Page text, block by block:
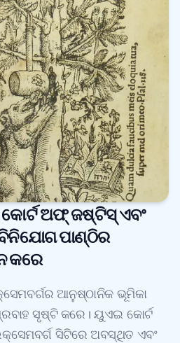
ଅଫ୍ ଜଷ୍ଟିସ୍ ଏବଂ
ପାଣ୍ଠିର
କରେ
ଆନୁଷ୍ଠାନିକ ଭୂମିକା
ସୃଷ୍ଟି କରେ। ୟୁଏଇ କୋର୍ଟ
ସିଟିରେ ଅବସ୍ଥିତ ଏବଂ